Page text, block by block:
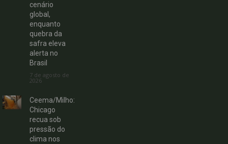
cenário
global,
enquanto
quebra da
safra eleva
alerta no
Brasil
7 de agosto de
2026
Ceema/Milho:
Chicago
recua sob
pressão do
clima nos